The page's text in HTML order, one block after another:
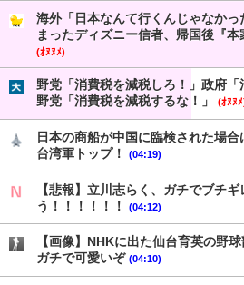
海外「日本なんて行くんじゃなか
まったディズニー信者、帰国後『
(ｵﾇﾇﾒ)
野党「消費税を減税しろ！」政府「
野党「消費税を減税するな！」
(ｵﾇﾇﾒ
日本の商船が中国に臨検された場
台湾軍トップ！
(04:19)
【悲報】立川志らく、ガチでブチギ
う！！！！！！
(04:12)
【画像】NHKに出た仙台育英の野
ガチで可愛いぞ (04:10)